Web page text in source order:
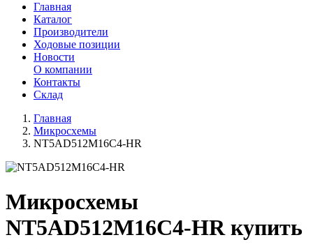
Главная
Каталог
Производители
Ходовые позиции
Новости
О компании
Контакты
Склад
Главная
Микросхемы
NT5AD512M16C4-HR
Микросхемы
NT5AD512M16C4-HR купить